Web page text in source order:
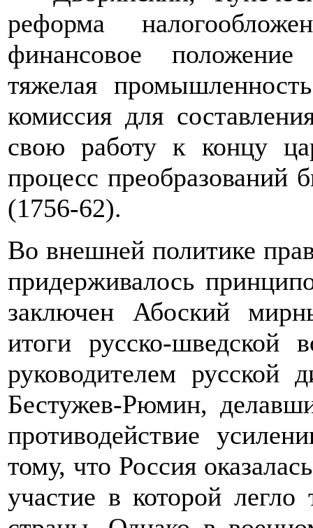
реформа
финансовое
тяжелая
комиссия для
свою работу к концу
процесс преобразований
(1756-62).
Во внешней политике
придерживалось
заключен Абоский
итоги русско-
руководителем
Бестужев-Рюмин,
противодействие
тому, что Россия
участие в которой